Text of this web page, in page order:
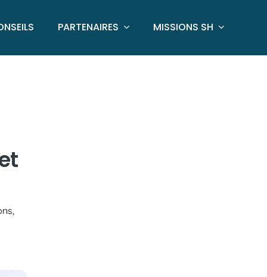
PARTENAIRES MISSIONS SH